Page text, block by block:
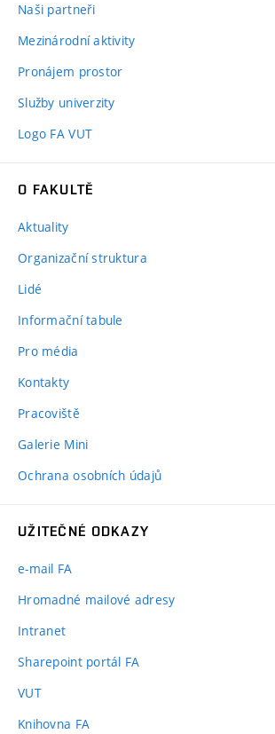
Naši partneři
Mezinárodní aktivity
Pronájem prostor
Služby univerzity
Logo FA VUT
O FAKULTĚ
Aktuality
Organizační struktura
Lidé
Informační tabule
Pro média
Kontakty
Pracoviště
Galerie Mini
Ochrana osobních údajů
UŽITEČNÉ ODKAZY
e-mail FA
Hromadné mailové adresy
Intranet
Sharepoint portál FA
VUT(externí
Knihovna FA